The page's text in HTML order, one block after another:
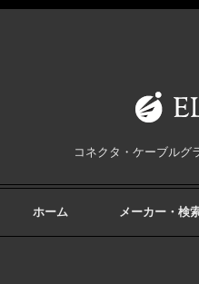
コネクタ・ケーブルグ
ホーム メーカー・検